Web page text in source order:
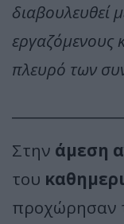
διαβουλευθεί
εργαζόμενους
πλευρό των
Στην άμεση
του
προχώρησαν